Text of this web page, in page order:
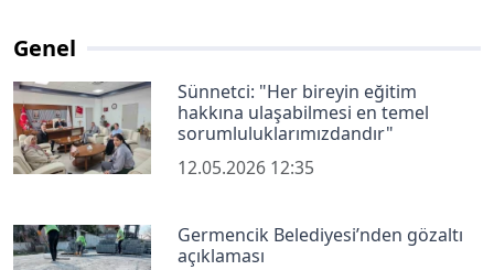
Genel
Sünnetci: "Her bireyin eğitim
hakkına ulaşabilmesi en temel
sorumluluklarımızdandır"
12.05.2026 12:35
Germencik Belediyesi’nden gözaltı
açıklaması